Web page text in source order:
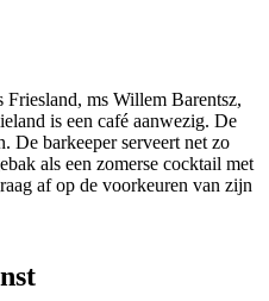
ms Willem Barentsz,
is een café aanwezig. De
De barkeeper serveert net zo
als een zomerse cocktail met
af op de voorkeuren van zijn